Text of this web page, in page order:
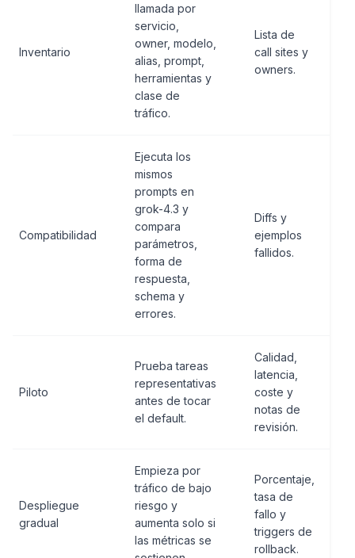
Inventario
llamada por
servicio,
owner, modelo,
alias, prompt,
herramientas y
clase de
tráfico.
Lista de
call sites y
owners.
Compatibilidad
Ejecuta los
mismos
prompts en
grok-4.3 y
compara
parámetros,
forma de
respuesta,
schema y
errores.
Diffs y
ejemplos
fallidos.
Piloto
Prueba tareas
representativas
antes de tocar
el default.
Calidad,
latencia,
coste y
notas de
revisión.
Despliegue
gradual
Empieza por
tráfico de bajo
riesgo y
aumenta solo si
las métricas se
Porcentaje,
tasa de
fallo y
triggers de
rollback.